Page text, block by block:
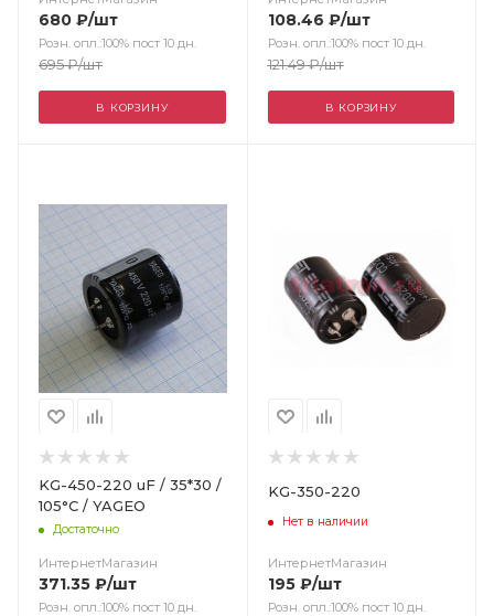
680 ₽/шт
Розн. опл.:100% пост 10 дн.
695₽/шт
В КОРЗИНУ
108.46 ₽/шт
Розн. опл.:100% пост 10 дн.
121.49₽/шт
В КОРЗИНУ
KG-450-220 uF / 35*30 /
105°С / YAGEO
Достаточно
ИнтернетМагазин
371.35 ₽/шт
Розн. опл.:100% пост 10 дн.
KG-350-220
Нет в наличии
ИнтернетМагазин
195₽/шт
Розн. опл.:100% пост 10 дн.